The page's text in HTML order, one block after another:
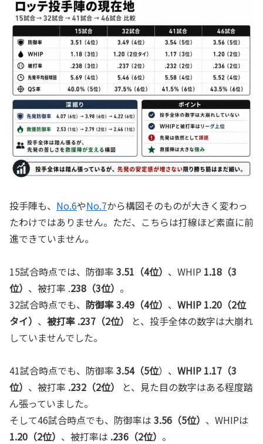
投手陣も、 No.6やNo.7から構図そのものが大きく変わっ
たわけではありません。ただ、こちらは打線ほど素直に前
進できていません。
15試合時点では、防御率 3.51（4位） 、WHIP 1.18（3
位） 、被打率 .238（3位） 。
32試合時点でも、 防御率 3.49（4位） 、 WHIP 1.20（2位
タイ） 、 被打率 .237（2位）
と、投手全体の数字は大崩れ
していませんでした。
41試合時点でも、防御率 3.54（5位）、 WHIP 1.17（3
位） 、被打率 .232（2位）
と、見た目の数字はある程度踏
ん張っていました。
そして46試合時点でも、防御率は 3.56（5位） 、WHIPは
1.20（2位） 、被打率は .236（2位） 。